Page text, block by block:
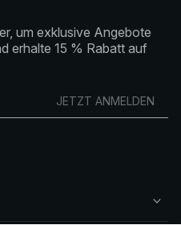
um exklusive Angebote
erhalte 15 % Rabatt auf
JETZT ANMELDEN